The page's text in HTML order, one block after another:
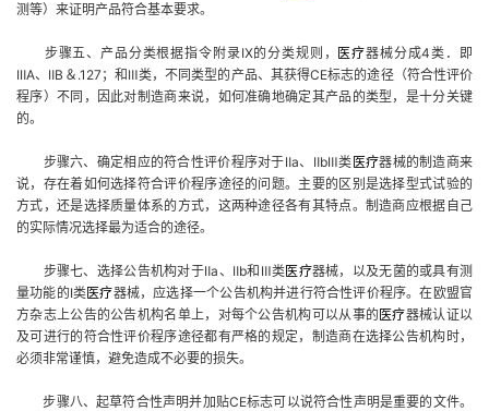
测等）来证明产品符合基本要求。
步骤五、产品分类根据指令附录Ⅸ的分类规则， 医疗器械分成4类．即
ⅠⅡA、 ⅡB ＆ .127 ；和 Ⅲ类，不同类型的产品、其获得CE标志的途径（符合性评价
程序）不同，因此对制造商来说，如何准确地确定其产品的类型，是十分关键
的。
步骤六、确定相应的符合性评价程序对于Ⅱa、 ⅡbⅢ类 医疗器械的制造商来
说，存在着如何选择符合评价程序途径的问题。主要的区别是选择型式试验的
方式，还是选择质量体系的方式，这两种途径各有其特点。制造商应根据自己
的实际情况选择最为适合的途径。
步骤七、选择公告机构对于Ⅱa、 Ⅱb和 Ⅲ类医疗器械，以及无菌的或具有测
量功能的I类医疗器械，应选择一个公告机构并进行符合性评价程序。在欧盟官
方杂志上公告的公告机构名单上，对每个公告机构可以从事的 医疗器械认证以
及可进行的符合性评价程序途径都有严格的规定，制造商在选择公告机构时，
必须非常谨慎，避免造成不必要的损失。
步骤八、起草符合性声明并加贴CE标志可以说符合性声明是重要的文件。